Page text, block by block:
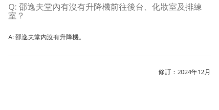
Q: 邵逸夫堂內有沒有升降機前往後台、化妝室及排練
室？
A: 邵逸夫堂內沒有升降機。
修訂：2024年12月